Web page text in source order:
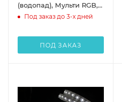
(водопад), Мульти RGB,
8,5х17мм
Под заказ до 3-х дней
ПОД ЗАКАЗ